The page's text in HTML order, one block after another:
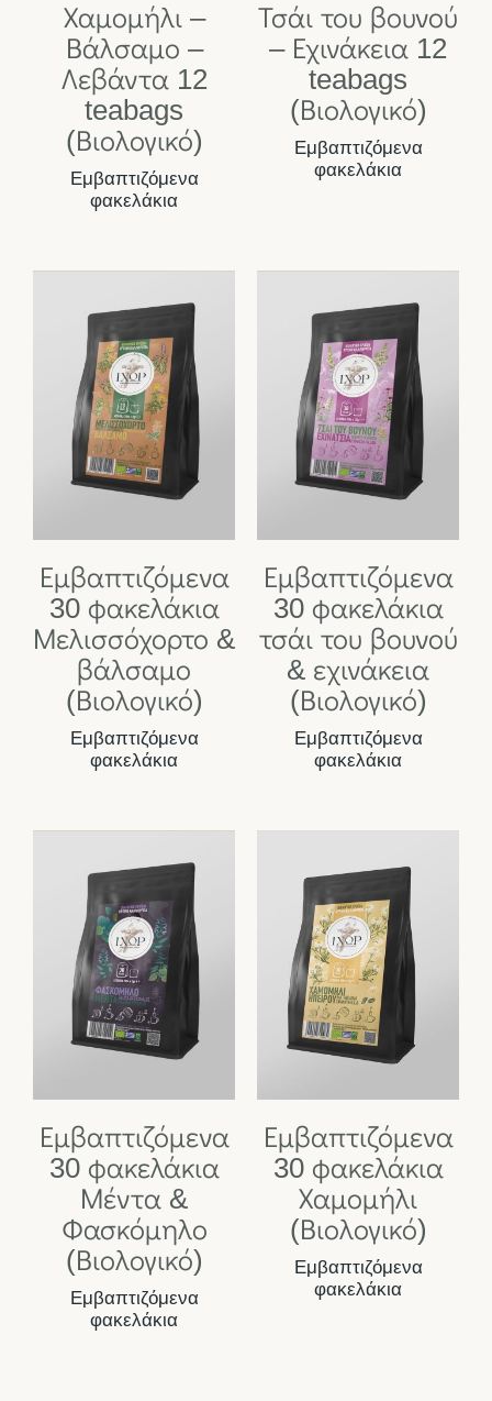
Χαμομήλι –
Βάλσαμο –
Λεβάντα 12
teabags
(Βιολογικό)
Εμβαπτιζόμενα
φακελάκια
Τσάι του βουνού
– Εχινάκεια 12
teabags
(Βιολογικό)
Εμβαπτιζόμενα
φακελάκια
Εμβαπτιζόμενα
30 φακελάκια
Μελισσόχορτο &
βάλσαμο
(Βιολογικό)
Εμβαπτιζόμενα
φακελάκια
Εμβαπτιζόμενα
30 φακελάκια
τσάι του βουνού
& εχινάκεια
(Βιολογικό)
Εμβαπτιζόμενα
φακελάκια
Εμβαπτιζόμενα
30 φακελάκια
Μέντα &
Φασκόμηλο
(Βιολογικό)
Εμβαπτιζόμενα
φακελάκια
Εμβαπτιζόμενα
30 φακελάκια
Χαμομήλι
(Βιολογικό)
Εμβαπτιζόμενα
φακελάκια